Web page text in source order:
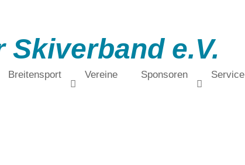
Skiverband e.V.
Breitensport Vereine Sponsoren Service